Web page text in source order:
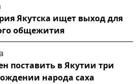
Якутска ищет выход для
общежития
поставить в Якутии три
народа саха